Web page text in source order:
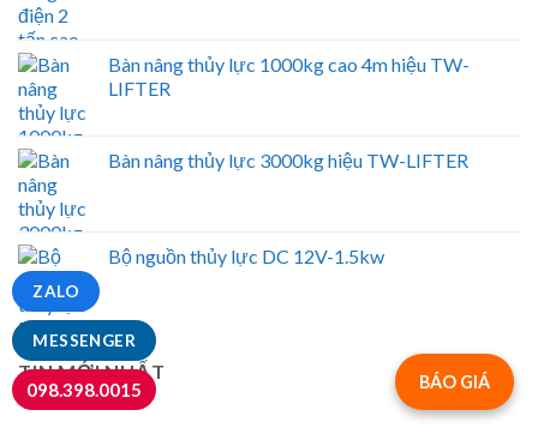
MESSENGER
ZALO
098.398.0015
Bàn nâng thủy lực 1000kg cao 4m hiệu TW-
LIFTER
Bàn nâng thủy lực 3000kg hiệu TW-LIFTER
Bộ nguồn thủy lực DC 12V-1.5kw
TIN MỚI NHẤT BÁO GIÁ